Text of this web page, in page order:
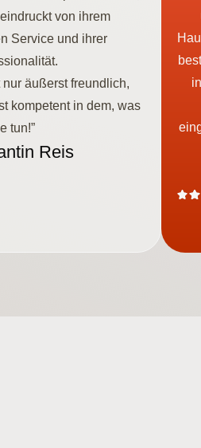
von ihrem
Service und ihrer
nur äußerst freundlich,
kompetent in dem, was
tun!”
Reis